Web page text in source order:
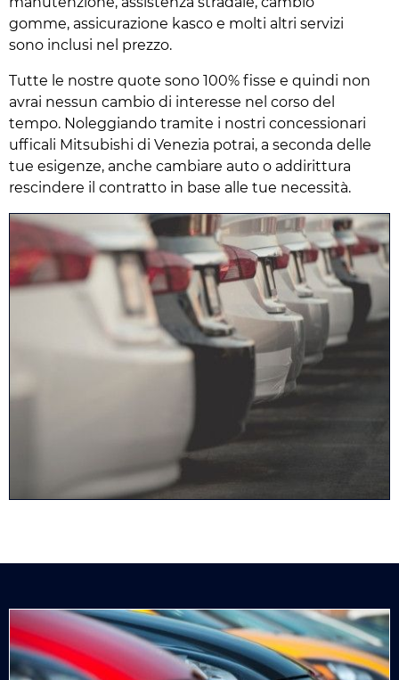
gomme, assicurazione kasco e molti altri servizi
sono inclusi nel prezzo.
Tutte le nostre quote sono 100% fisse e quindi non
avrai nessun cambio di interesse nel corso del
tempo. Noleggiando tramite i nostri concessionari
ufficali Mitsubishi di Venezia potrai, a seconda delle
tue esigenze, anche cambiare auto o addirittura
rescindere il contratto in base alle tue necessità.